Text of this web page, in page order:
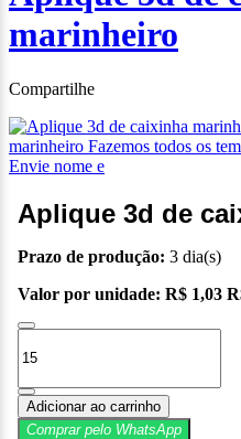
marinheiro
Compartilhe
Aplique 3d de
Prazo de produção: 3 dia(s)
Valor por unidade: R$ 1,03
Adicionar ao carrinho
Comprar pelo WhatsApp